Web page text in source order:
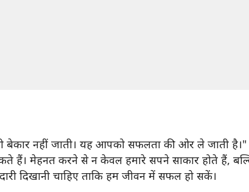
बेकार नहीं जाती। यह आपको सफलता की ओर ले जाती है।"
हैं। मेहनत करने से न केवल हमारे सपने साकार होते हैं,
दिखानी चाहिए ताकि हम जीवन में सफल हो सकें।